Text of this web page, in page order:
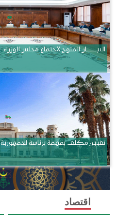
البيــــــــــان المتوج لاجتماع مجلس الوزراء
تعيين مكلف بمهمة برئاسة الجمهورية
اقتصاد